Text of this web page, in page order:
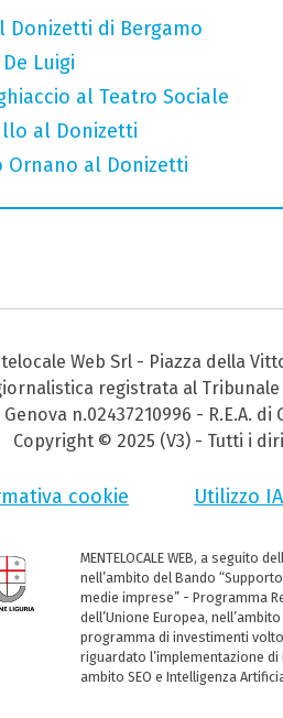
Donizetti di Bergamo
Luigi
al Teatro Sociale
al Donizetti
al Donizetti
Web Srl - Piazza della
registrata al Tribunale
n.02437210996 - R.E.A. di
Copyright © 2025 (V3) - Tutti i
cookie Utilizzo IA
MENTELOCALE WEB, a
nell’ambito del Bando
medie imprese” - Programma
dell’Unione Europea,
programma di investimenti
riguardato l’implementazione
ambito SEO e Intelligenza